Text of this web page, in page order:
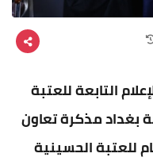
التابعة للعتبة
بغداد مذكرة تعاون
للعتبة الحسينية